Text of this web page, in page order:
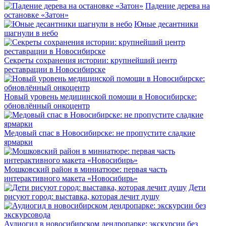
Падение дерева на
остановке «Затон»
Юные десантники
шагнули в небо
Секреты сохранения истории: крупнейший центр
реставрации в Новосибирске
Новый уровень медицинской помощи в Новосибирске:
обновлённый онкоцентр
Медовый спас в Новосибирске: не пропустите сладкие
ярмарки
Мошковский район в миниатюре: первая часть
интерактивного макета «Новосибирь»
Дети
рисуют город: выставка, которая лечит душу
Аудиогид в новосибирском дендропарке: экскурсии без